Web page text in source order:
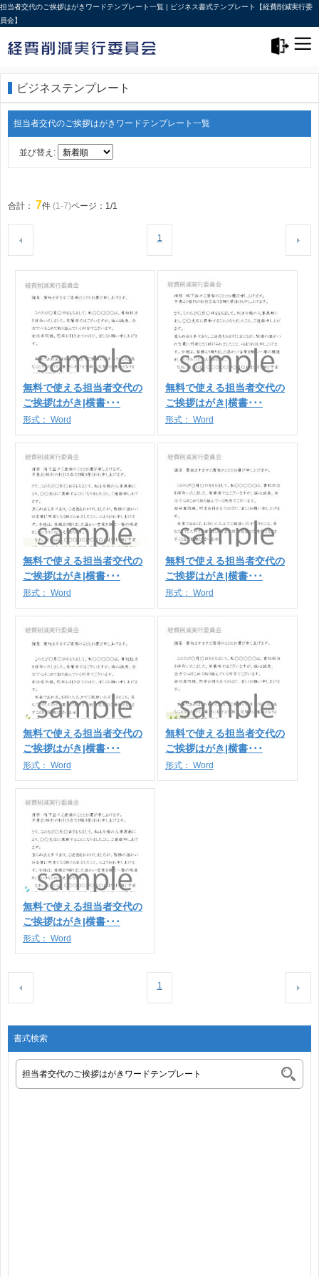
担当者交代のご挨拶はがきワードテンプレート一覧 | ビジネス書式テンプレート【経費削減実行委
員会】
ビジネステンプレート
担当者交代のご挨拶はがきワードテンプレート一覧
並び替え:
合計： 7件 (1-7)ページ：1/1
1
無料で使える担当者交代の
ご挨拶はがき|横書･･･
形式： Word
無料で使える担当者交代の
ご挨拶はがき|横書･･･
形式： Word
無料で使える担当者交代の
ご挨拶はがき|横書･･･
形式： Word
無料で使える担当者交代の
ご挨拶はがき|横書･･･
形式： Word
無料で使える担当者交代の
ご挨拶はがき|横書･･･
形式： Word
無料で使える担当者交代の
ご挨拶はがき|横書･･･
形式： Word
無料で使える担当者交代の
ご挨拶はがき|横書･･･
形式： Word
1
書式検索